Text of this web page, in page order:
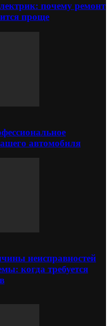
почему ремонт
проще
автомобиля
неисправностей
когда требуется